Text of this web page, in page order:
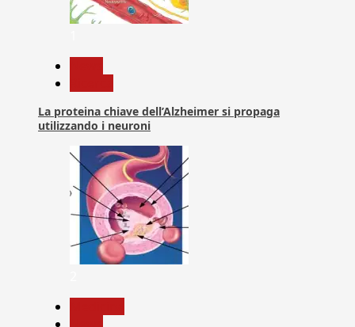
La proteina chiave dell’Alzheimer si propaga
utilizzando i neuroni